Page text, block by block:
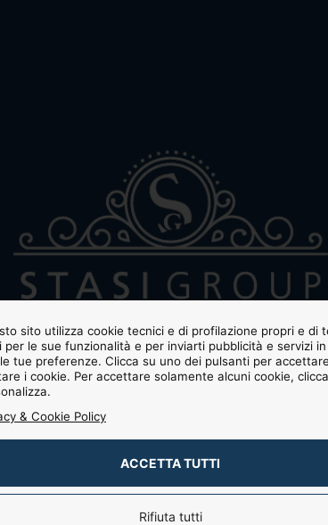
sito utilizza cookie tecnici e di profilazione propri e di
per le sue funzionalità e per inviarti pubblicità e servizi in
tue preferenze. Clicca su uno dei pulsanti per
i cookie. Per accettare solamente alcuni cookie, clicca
& Cookie Policy
ACCETTA TUTTI
Rifiuta tutti
Forse cercavi: